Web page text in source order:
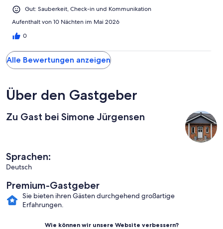
Gut: Sauberkeit, Check-in und Kommunikation
Aufenthalt von 10 Nächten im Mai 2026
0
Alle Bewertungen anzeigen
Über den Gastgeber
Zu Gast bei Simone Jürgensen
Sprachen:
Deutsch
Premium-Gastgeber
Sie bieten ihren Gästen durchgehend großartige
Erfahrungen.
Wie können wir unsere Website verbessern?